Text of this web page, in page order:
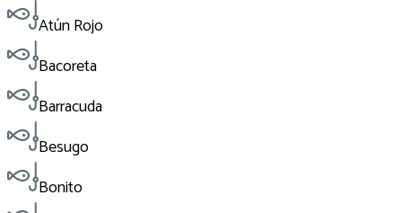
Atún Rojo
Bacoreta
Barracuda
Besugo
Bonito